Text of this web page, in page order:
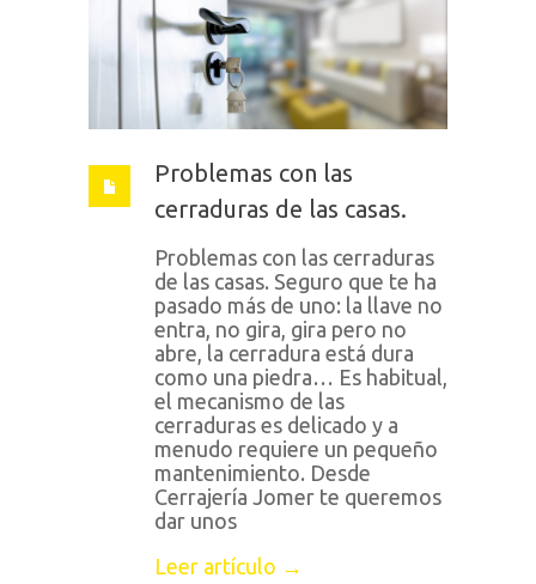
Problemas con las
cerraduras de las casas.
Problemas con las cerraduras
de las casas. Seguro que te ha
pasado más de uno: la llave no
entra, no gira, gira pero no
abre, la cerradura está dura
como una piedra… Es habitual,
el mecanismo de las
cerraduras es delicado y a
menudo requiere un pequeño
mantenimiento. Desde
Cerrajería Jomer te queremos
dar unos
Leer artículo →